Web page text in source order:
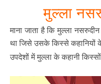
मुल्ला
माना जाता है कि मुल्ला नसरुदीन
था जिसे उसके किस्से कहानियों
उपदेशों में मुल्ला के कहानी